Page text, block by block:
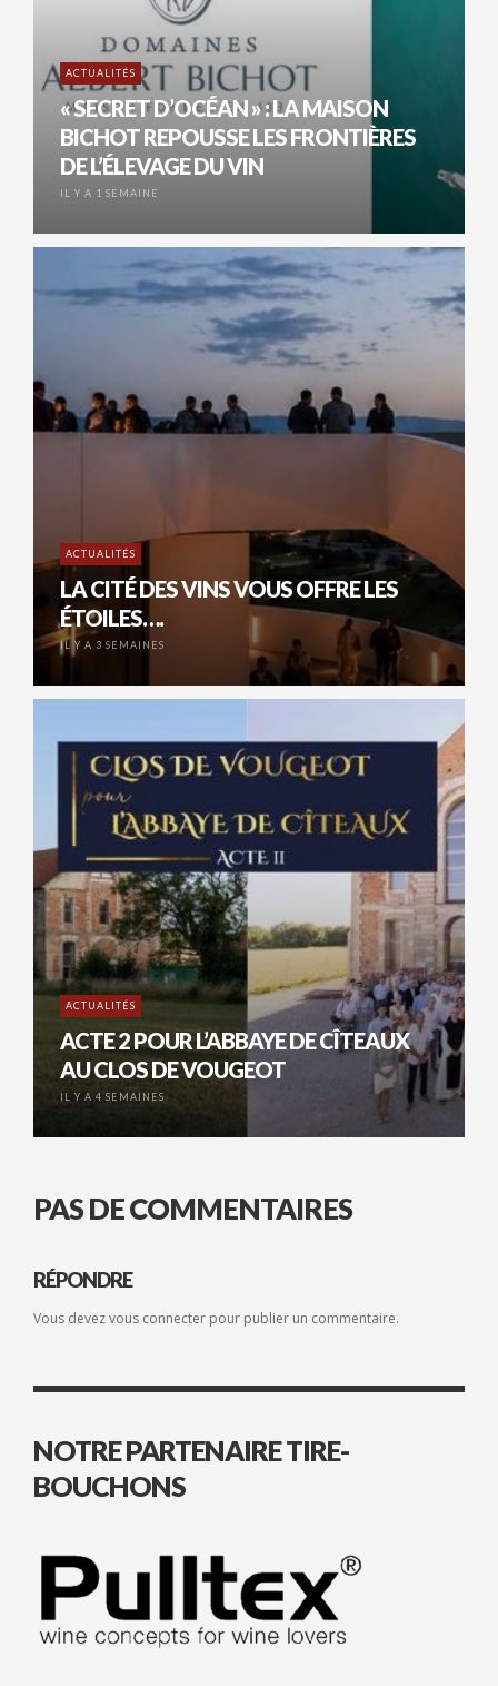
ACTUALITÉS
« SECRET D’OCÉAN » : LA MAISON
BICHOT REPOUSSE LES FRONTIÈRES
DE L’ÉLEVAGE DU VIN
IL Y A 1 SEMAINE
ACTUALITÉS
LA CITÉ DES VINS VOUS OFFRE LES
ÉTOILES….
IL Y A 3 SEMAINES
ACTUALITÉS
ACTE 2 POUR L’ABBAYE DE CÎTEAUX
AU CLOS DE VOUGEOT
IL Y A 4 SEMAINES
PAS DE COMMENTAIRES
RÉPONDRE
Vous devezvous connecter pour publier un commentaire.
NOTRE PARTENAIRE TIRE-
BOUCHONS